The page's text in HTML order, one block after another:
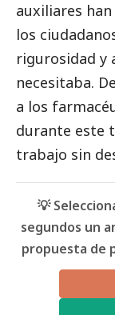
auxiliares
los
rigurosidad y
necesitaba.
a los
durante este
trabajo sin
💡
segundos un
propuesta de